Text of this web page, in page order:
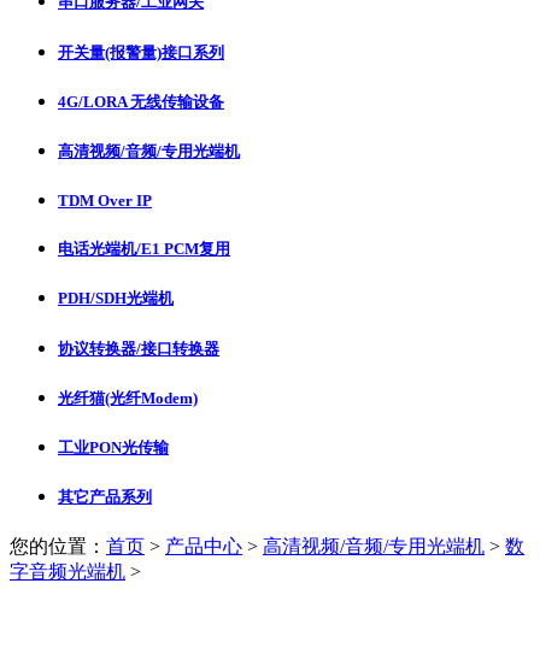
开关量(报警量)接口系列
4G/LORA 无线传输设备
高清视频/音频/专用光端机
TDM Over IP
电话光端机/E1 PCM复用
PDH/SDH光端机
协议转换器/接口转换器
光纤猫(光纤Modem)
工业PON光传输
其它产品系列
您的位置： 首页 > 产品中心 > 高清视频/音频/专用光端机 > 数
字音频光端机 >